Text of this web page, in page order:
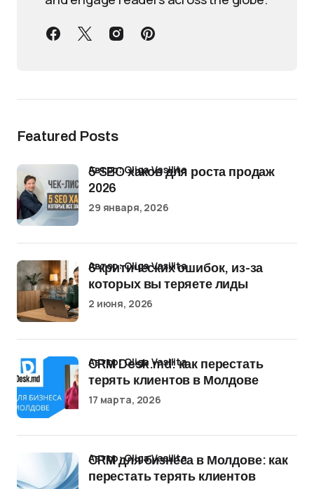
Featured Posts
5 SEO хаков для роста продаж
2026
Автор: Oliga Vasilita
29 января, 2026
6 критических ошибок, из-за
которых вы теряете лиды
Автор: Oliga Vasilita
2 июня, 2026
CRM Desk.md: как перестать
терять клиентов в Молдове
Автор: Oliga Vasilita
17 марта, 2026
CRM для бизнеса в Молдове: как
перестать терять клиентов
Автор: Oliga Vasilita